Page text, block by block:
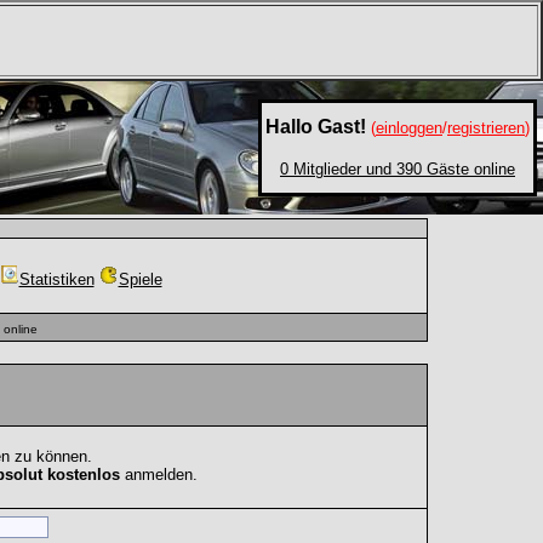
Hallo Gast! (einloggen/registrieren)
0 Mitglieder und 390 Gäste online
Statistiken Spiele
zu können.
kostenlos anmelden.